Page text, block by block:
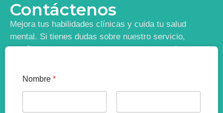
Contáctenos
Mejora tus habilidades clínicas y cuida tu salud
mental. Si tienes dudas sobre nuestro servicio,
escríbenos y te contactaremos para responder tus
Nombre *